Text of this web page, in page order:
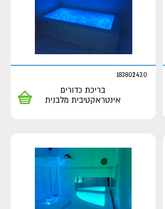
183802430
בריכת כדורים
אינטראקטיבית מלבנית